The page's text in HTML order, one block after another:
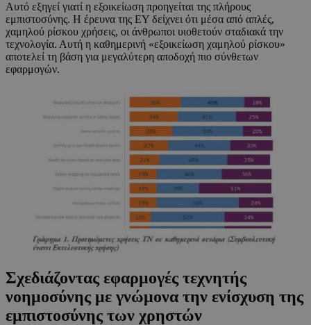
Αυτό εξηγεί γιατί η εξοικείωση προηγείται της πλήρους
εμπιστοσύνης. Η έρευνα της EY δείχνει ότι μέσα από απλές,
χαμηλού ρίσκου χρήσεις, οι άνθρωποι υιοθετούν σταδιακά την
τεχνολογία. Αυτή η καθημερινή «εξοικείωση χαμηλού ρίσκου»
αποτελεί τη βάση για μεγαλύτερη αποδοχή πιο σύνθετων
εφαρμογών.
Σχεδιάζοντας εφαρμογές τεχνητής
νοημοσύνης με γνώμονα την ενίσχυση της
εμπιστοσύνης των χρηστών